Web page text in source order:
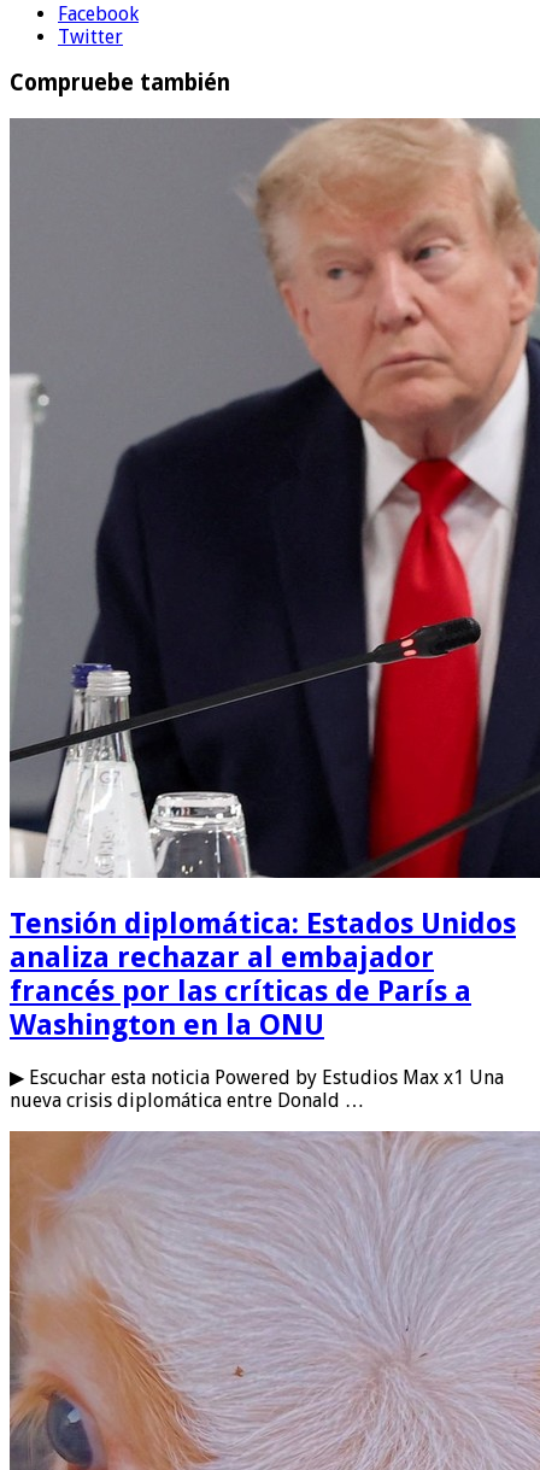
Facebook
Twitter
Compruebe también
Tensión diplomática: Estados Unidos
analiza rechazar al embajador
francés por las críticas de París a
Washington en la ONU
▶ Escuchar esta noticia Powered by Estudios Max x1 Una
nueva crisis diplomática entre Donald …